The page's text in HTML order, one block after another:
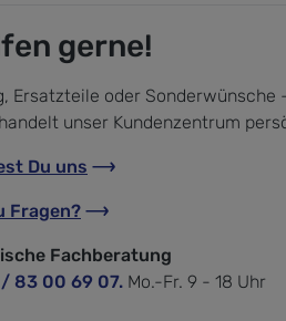
gerne!
Ersatzteile oder Sonderwünsche
unser Kundenzentrum
Du uns
Fragen?
Fachberatung
83 00 69 07. Mo.-Fr. 9 - 18 Uhr